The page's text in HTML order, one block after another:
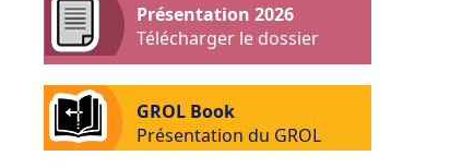
Présentation 2026
Télécharger le dossier
GROL Book
Présentation du GROL